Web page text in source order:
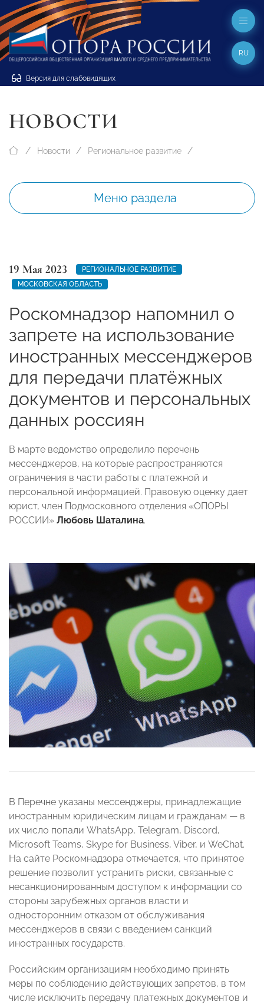
Версия для слабовидящих
RU
НОВОСТИ
Новости Региональное развитие
Меню раздела
19 Мая 2023
РЕГИОНАЛЬНОЕ РАЗВИТИЕ
МОСКОВСКАЯ ОБЛАСТЬ
Роскомнадзор напомнил о
запрете на использование
иностранных мессенджеров
для передачи платёжных
документов и персональных
данных россиян
В марте ведомство определило перечень
мессенджеров, на которые распространяются
ограничения в части работы с платежной и
персональной информацией. Правовую оценку дает
юрист, член Подмосковного отделения «ОПОРЫ
РОССИИ» Любовь Шаталина.
В Перечне указаны мессенджеры, принадлежащие
иностранным юридическим лицам и гражданам — в
их число попали WhatsApp, Telegram, Discord,
Microsoft Teams, Skype for Business, Viber, и WeChat.
На сайте Роскомнадзора отмечается, что принятое
решение позволит устранить риски, связанные с
несанкционированным доступом к информации со
стороны зарубежных органов власти и
односторонним отказом от обслуживания
мессенджеров в связи с введением санкций
иностранных государств.
Российским организациям необходимо принять
меры по соблюдению действующих запретов, в том
числе исключить передачу платежных документов и